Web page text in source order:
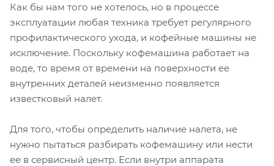
Как бы нам того не хотелось, но в процессе
эксплуатации любая техника требует регулярного
профилактического ухода, и кофейные машины не
исключение. Поскольку кофемашина работает на
воде, то время от времени на поверхности ее
внутренних деталей неизменно появляется
известковый налет.
Для того, чтобы определить наличие налета, не
нужно пытаться разбирать кофемашину или нести
ее в сервисный центр. Если внутри аппарата